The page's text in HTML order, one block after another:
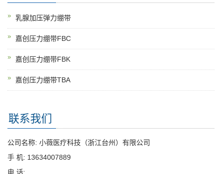
乳腺加压弹力绷带
嘉创压力绷带FBC
嘉创压力绷带FBK
嘉创压力绷带TBA
联系我们
公司名称: 小薇医疗科技（浙江台州）有限公司
手 机: 13634007889
电 话: